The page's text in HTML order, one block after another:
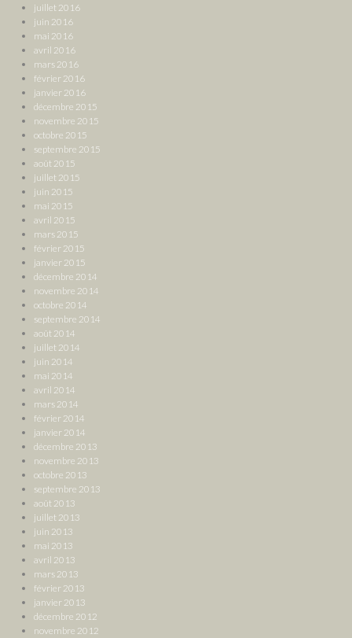
juillet 2016
juin 2016
mai 2016
avril 2016
mars 2016
février 2016
janvier 2016
décembre 2015
novembre 2015
octobre 2015
septembre 2015
août 2015
juillet 2015
juin 2015
mai 2015
avril 2015
mars 2015
février 2015
janvier 2015
décembre 2014
novembre 2014
octobre 2014
septembre 2014
août 2014
juillet 2014
juin 2014
mai 2014
avril 2014
mars 2014
février 2014
janvier 2014
décembre 2013
novembre 2013
octobre 2013
septembre 2013
août 2013
juillet 2013
juin 2013
mai 2013
avril 2013
mars 2013
février 2013
janvier 2013
décembre 2012
novembre 2012